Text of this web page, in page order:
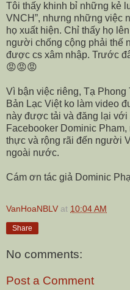
Tôi thấy khinh bỉ những kẻ
VNCH”, nhưng những việc
họ xuất hiện. Chỉ thấy họ
người chống cộng phải thế
được cs xâm nhập. Trước
😡😡😡
Vì bận việc riêng, Tạ
Bản Lạc Việt ko làm video
này được tải và đăng lại
Facebooker Dominic
thực và rộng rãi đến người
ngoài nước.
Cám ơn tác giả Dominic
VanHoaNBLV at 10:04 AM
Share
No comments:
Post a Comment